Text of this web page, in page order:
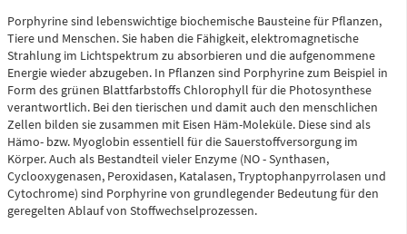
Für Erwachsene:
0371 - 333 12600
(Haus 2)
Für Kinder:
0371 - 333 12200
(Haus 8)
Zentrale Notaufnahme
Porphyrine sind lebenswichtige biochemische Bausteine für Pflanzen,
Tiere und Menschen. Sie haben die Fähigkeit, elektromagnetische
Strahlung im Lichtspektrum zu absorbieren und die aufgenommene
Energie wieder abzugeben. In Pflanzen sind Porphyrine zum Beispiel in
Form des grünen Blattfarbstoffs Chlorophyll für die Photosynthese
verantwortlich. Bei den tierischen und damit auch den menschlichen
Zellen bilden sie zusammen mit Eisen Häm-Moleküle. Diese sind als
Hämo- bzw. Myoglobin essentiell für die Sauerstoffversorgung im
Körper. Auch als Bestandteil vieler Enzyme (NO­ - Synthasen,
Cyclooxygenasen, Per­oxidasen, Katalasen, Tryptophanpyrrolasen und
Cytochrome) sind Porphyrine von grundlegender Bedeutung für den
geregelten Ablauf von Stoffwechselprozessen.